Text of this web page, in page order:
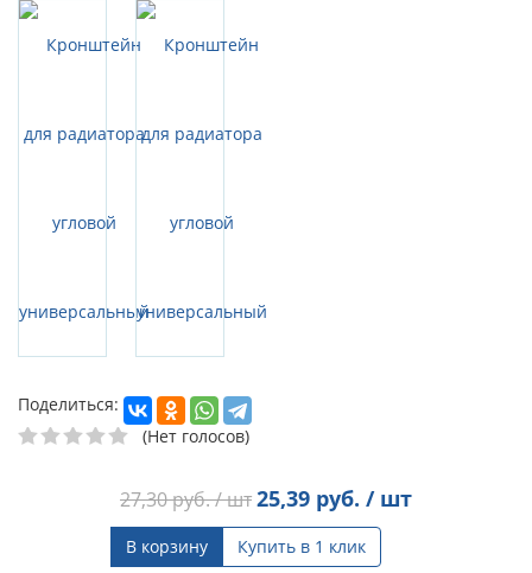
Поделиться:
(Нет голосов)
27,30руб. / шт25,39 руб. / шт
В корзину Купить в 1 клик